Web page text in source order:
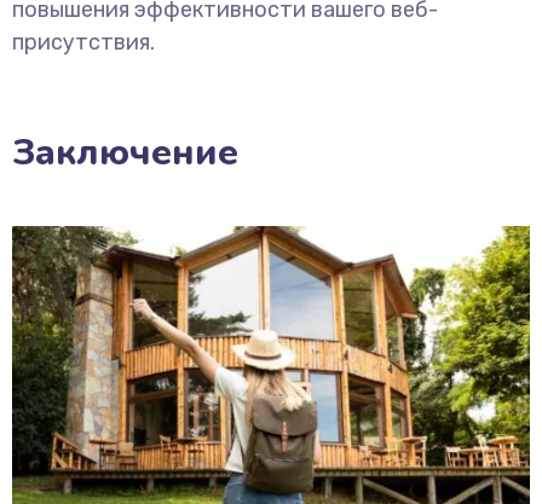
повышения эффективности вашего веб-
присутствия.
Заключение